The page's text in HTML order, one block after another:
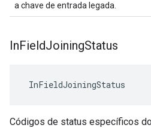
a chave de entrada legada.
InFieldJoiningStatus
InFieldJoiningStatus
Códigos de status específicos